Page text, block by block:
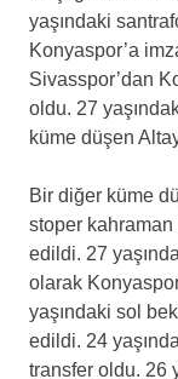
yaşındaki
Konyaspor’a
Sivasspor’dan
oldu. 27
küme düşen
Bir diğer küme
stoper
edildi. 27
olarak
yaşındaki sol
edildi. 24
transfer oldu. 26